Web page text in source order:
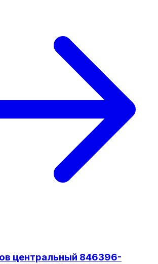
центральный 846396-